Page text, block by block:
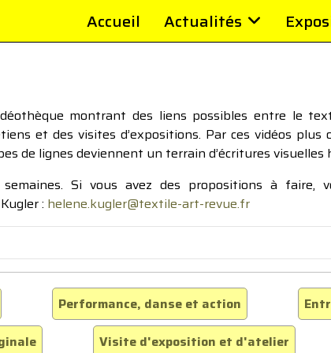
Accueil Actualités
montrant des liens possibles entre le
et des visites d’expositions. Par ces vidéos
de lignes deviennent un terrain d’écritures
Si vous avez des propositions à faire,
: helene.kugler@textile-art-revue.fr
Performance, danse et action
Visite d'exposition et d'atelier